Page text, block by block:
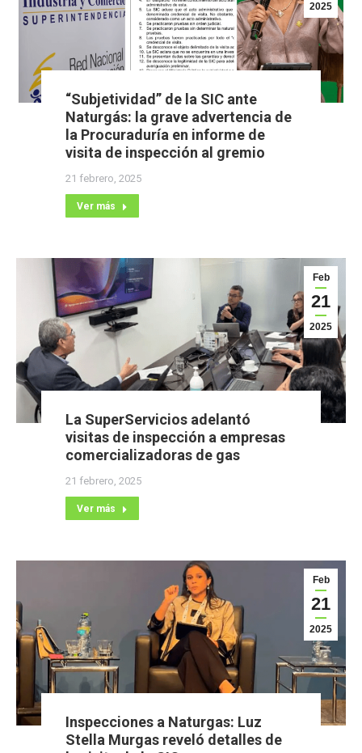
2025
“Subjetividad” de la SIC ante
Naturgás: la grave advertencia de
la Procuraduría en informe de
visita de inspección al gremio
21 febrero, 2025
Ver más
Feb
21
2025
La SuperServicios adelantó
visitas de inspección a empresas
comercializadoras de gas
21 febrero, 2025
Ver más
Feb
21
2025
Inspecciones a Naturgas: Luz
Stella Murgas reveló detalles de